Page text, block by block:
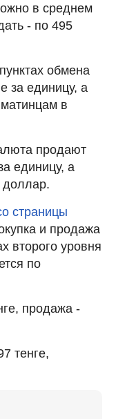
в среднем
- по 495
обмена
за единицу, а
в
продают
единицу, а
доллар.
страницы
и продажа
второго уровня
по
продажа -
тенге,